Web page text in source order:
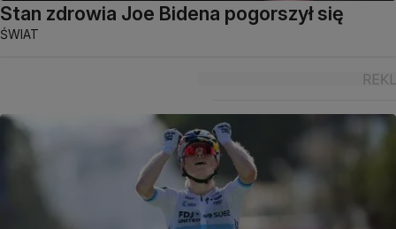
Stan zdrowia Joe Bidena pogorszył się
ŚWIAT